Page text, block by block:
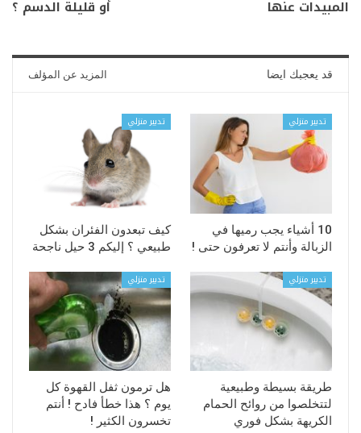
المبيدات عنها أو قليلة الدسم ؟
قد يعجبك ايضا المزيد عن المؤلف
تدبير منزلي
10 أشياء يجب رميها في
الزبالة وأنتم لا تعرفون حتى !
تدبير منزلي
كيف تبعدون الفئران بشكل
طبيعي ؟ إليكم 3 حيل ناجحة
تدبير منزلي
طريقة بسيطة وطبيعية
لتتخلصوا من روائح الحمام
الكريهة بشكل فوري
تدبير منزلي
هل ترمون ثفل القهوة كل
يوم ؟ هذا خطأ فادح ! أنتم
تخسرون الكثير !